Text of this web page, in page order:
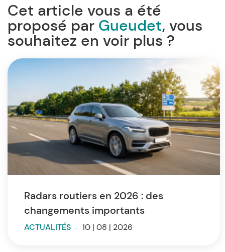
Cet article vous a été
proposé par Gueudet, vous
souhaitez en voir plus ?
Radars routiers en 2026 : des
changements importants
ACTUALITÉS - 10 | 08 | 2026